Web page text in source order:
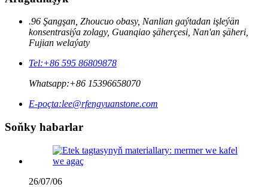
.96 Şangşan, Zhoucuo obasy, Nanlian gaýtadan işleýän
konsentrasiýa zolagy, Guanqiao şäherçesi, Nan'an şäheri,
Fujian welaýaty
Tel:+86 595 86809878
Whatsapp:+86 15396658070
E-poçta:lee@rfengyuanstone.com
Soňky habarlar
26/07/06